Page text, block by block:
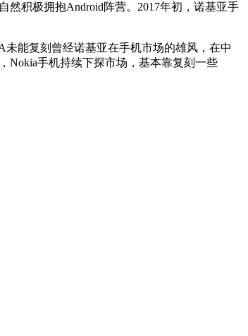
积极拥抱Android阵营。2017年初，诺基亚手
能复刻曾经诺基亚在手机市场的雄风，在中
Nokia手机持续下探市场，基本靠复刻一些